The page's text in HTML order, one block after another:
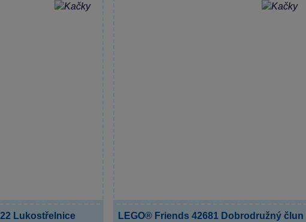
Lukostřelnice
LEGO® Friends 42681 Dobrodružný člun